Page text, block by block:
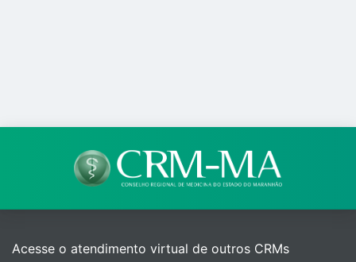
Acesse o atendimento virtual de outros CRMs